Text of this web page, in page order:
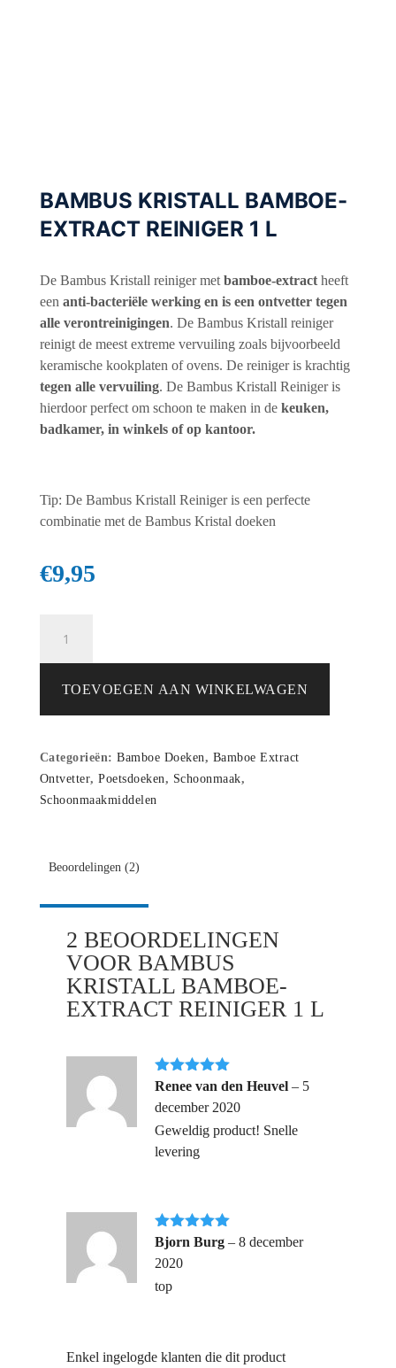
BAMBUS KRISTALL BAMBOE-
EXTRACT REINIGER 1 L
De Bambus Kristall reiniger met bamboe-extractheeft
een anti-bacteriële werking en is een ontvetter tegen
alle verontreinigingen. De Bambus Kristall reiniger
reinigt de meest extreme vervuiling zoals bijvoorbeeld
keramische kookplaten of ovens. De reiniger is krachtig
tegen alle vervuiling. De Bambus Kristall Reiniger is
hierdoor perfect om schoon te maken in de keuken,
badkamer, in winkels of op kantoor.
Tip: De Bambus Kristall Reiniger is een perfecte
combinatie met de Bambus Kristal doeken
€9,95
Kristall
Bamboe-
extract
aantal
TOEVOEGEN AAN WINKELWAGEN
Categorieën:Bamboe Doeken, Bamboe Extract
Ontvetter,Poetsdoeken, Schoonmaak,
Schoonmaakmiddelen
Beoordelingen (2)
2 BEOORDELINGEN
VOOR BAMBUS
KRISTALL BAMBOE-
EXTRACT REINIGER 1 L
Gewaardeerd
5uit 5
Renee van den Heuvel – 5
december 2020
Geweldig product! Snelle
levering
Gewaardeerd
5uit 5
Bjorn Burg – 8 december
2020
top
Enkel ingelogde klanten die dit product